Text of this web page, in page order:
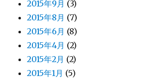
2015年9月 (3)
2015年8月 (7)
2015年6月 (8)
2015年4月 (2)
2015年2月 (2)
2015年1月 (5)